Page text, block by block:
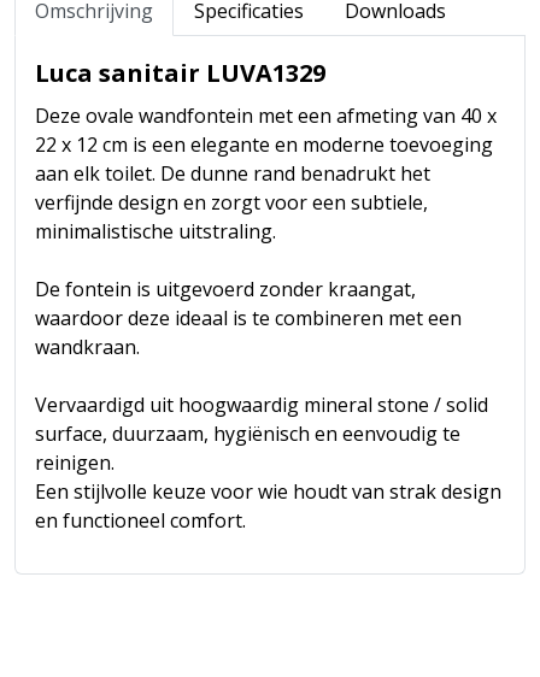
Omschrijving Specificaties Downloads
Luca sanitair LUVA1329
Deze ovale wandfontein met een afmeting van 40 x
22 x 12 cm is een elegante en moderne toevoeging
aan elk toilet. De dunne rand benadrukt het
verfijnde design en zorgt voor een subtiele,
minimalistische uitstraling.
De fontein is uitgevoerd zonder kraangat,
waardoor deze ideaal is te combineren met een
wandkraan.
Vervaardigd uit hoogwaardig mineral stone / solid
surface, duurzaam, hygiënisch en eenvoudig te
reinigen.
Een stijlvolle keuze voor wie houdt van strak design
en functioneel comfort.